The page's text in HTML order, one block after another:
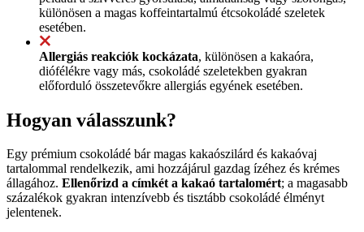
különösen a magas koffeintartalmú étcsokoládé szeletek
esetében.
Allergiás reakciók kockázata, különösen a kakaóra,
diófélékre vagy más, csokoládé szeletekben gyakran
előforduló összetevőkre allergiás egyének esetében.
Hogyan válasszunk?
Egy prémium csokoládé bár magas kakaószilárd és kakaóvaj
tartalommal rendelkezik, ami hozzájárul gazdag ízéhez és krémes
állagához. Ellenőrizd a címkét a kakaó tartalomért; a magasabb
százalékok gyakran intenzívebb és tisztább csokoládé élményt
jelentenek.